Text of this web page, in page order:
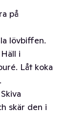
på
lövbiffen.
i
Låt koka
skär den i